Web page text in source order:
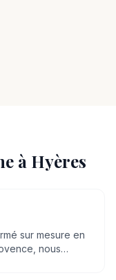
à Hyères
sur mesure en
nous